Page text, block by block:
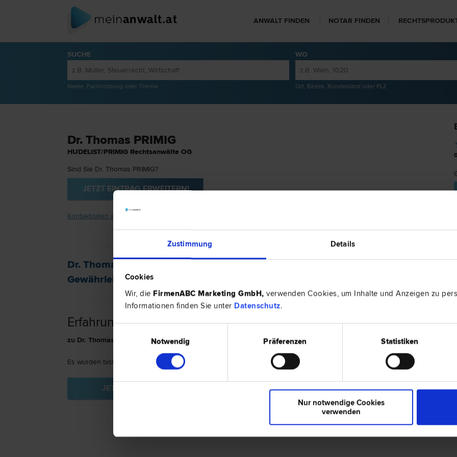
Zustimmung Details
Cookies
Wir, die FirmenABC Marketing GmbH, verwenden Cookies, um Inhalte und Anzeigen zu
Informationen finden Sie unter Datenschutz.
Einwilligungsauswahl
Notwendig
Präferenzen Statistiken
Nur notwendige Cookies
verwenden
ANWALT FINDEN NOTAR FINDEN
SUCHE
Name, Fachrichtung oder Thema
WO
Ort, Bezirk, Bundesland oder PLZ
Dr. Thomas PRIMIG
HUDELIST/PRIMIG Rechtsanwälte OG
Sind Sie Dr. Thomas PRIMIG?
JETZT EINTRAG ERWEITERN!
Kontaktdaten anzeigen
0
Dr. Thomas PRIMIG ist spezialisiert auf
Gewährleistungs­recht
Erfahrungsberichte
zu Dr. Thomas PRIMIG in 9560 Feldkirchen
Es wurden bislang keine Bewertungen vorgenommen.
JETZT BEWERTEN